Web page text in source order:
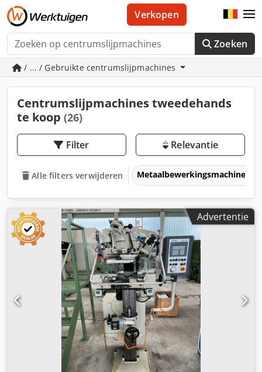
Zoeken
Verkopen
/ ... / Gebruikte centrumslijpmachines
Centrumslijpmachines tweedehands
te koop (26)
Filter Relevantie
Alle filters verwijderen Metaalbewerkingsmachines
Advertentie